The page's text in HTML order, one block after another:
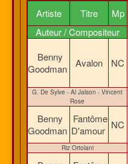
Artiste Titre Mp
Auteur / Compositeur
Benny
Goodman
Avalon NC
G. De Sylve - Al Jalson - Vincent
Rose
Benny
Goodman
Fantôme
D'amour NC
Riz Ortolani